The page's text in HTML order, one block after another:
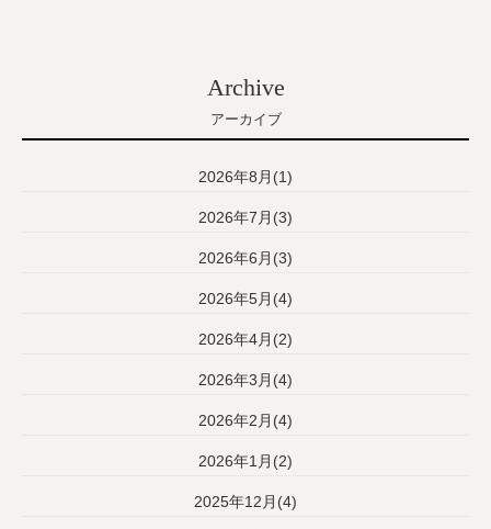
Archive
アーカイブ
2026年8月(1)
2026年7月(3)
2026年6月(3)
2026年5月(4)
2026年4月(2)
2026年3月(4)
2026年2月(4)
2026年1月(2)
2025年12月(4)